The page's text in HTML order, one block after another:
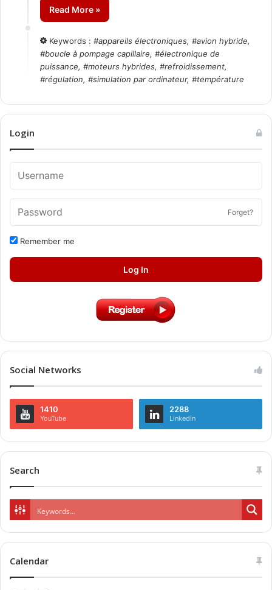
Read More »
Keywords : #appareils électroniques, #avion hybride,
#boucle à pompage capillaire, #électronique de
puissance, #moteurs hybrides, #refroidissement,
#régulation, #simulation par ordinateur, #température
Login
Forget?
Remember me
Log In
Social Networks
1410
YouTube
2288
Linkedin
Search
Calendar